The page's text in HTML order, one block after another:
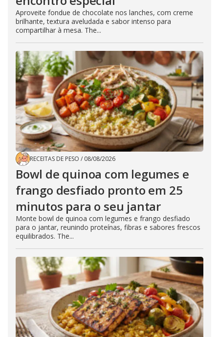
Aproveite fondue de chocolate nos lanches, com creme
brilhante, textura aveludada e sabor intenso para
compartilhar à mesa. The...
RECEITAS DE PESO / 08/08/2026
Bowl de quinoa com legumes e
frango desfiado pronto em 25
minutos para o seu jantar
Monte bowl de quinoa com legumes e frango desfiado
para o jantar, reunindo proteínas, fibras e sabores frescos
equilibrados. The...